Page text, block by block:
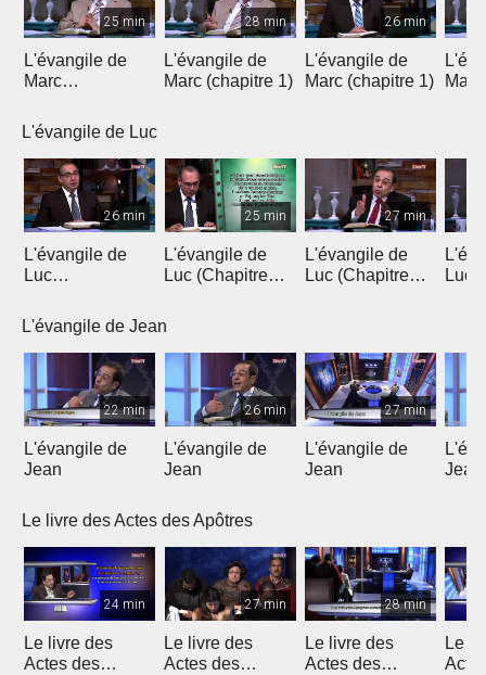
25 min
L'évangile de
Marc
28 min
L'évangile de
Marc (chapitre 1)
26 min
L'évangile de
Marc (chapitre 1)
L'évangile de Luc
26 min
L'évangile de
Luc
25 min
L'évangile de
Luc (Chapitre
27 min
L'évangile de
Luc (Chapitre
Luc
L'évangile de Jean
22 min
L'évangile de
Jean
26 min
L'évangile de
Jean
27 min
L'évangile de
Jean
Jean
Le livre des Actes des Apôtres
24 min
Le livre des
Actes des
27 min
Le livre des
Actes des
28 min
Le livre des
Actes des
Le